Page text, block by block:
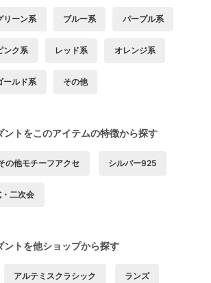
リーン系 ブルー系 パープル系
ンク系 レッド系 オレンジ系
ールド系 その他
ントをこのアイテムの特徴から探す
の他モチーフアクセ シルバー925
二次会
ントを他ショップから探す
アルテミスクラシック ランズ